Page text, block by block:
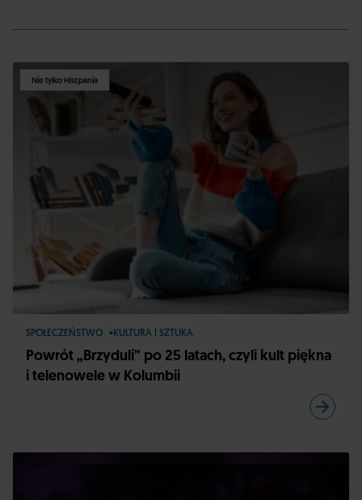
Nie tylko Hiszpania
SPOŁECZEŃSTWO KULTURA I SZTUKA
Powrót „Brzyduli” po 25 latach, czyli kult piękna
i telenowele w Kolumbii